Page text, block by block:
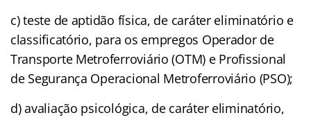
c) teste de aptidão física, de caráter eliminatório e
classificatório, para os empregos Operador de
Transporte Metroferroviário (OTM) e Profissional
de Segurança Operacional Metroferroviário (PSO);
d) avaliação psicológica, de caráter eliminatório,